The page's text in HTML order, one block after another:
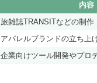
内容
旅雑誌TRANSITなどの制作
アパレルブランドの立ち上
企業向けツール開発やプロ